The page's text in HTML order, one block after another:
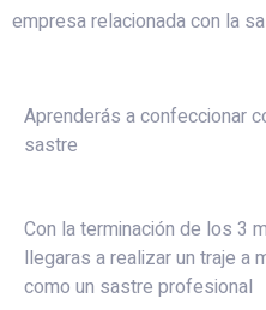
empresa relacionada con la
Aprenderás a confeccionar
sastre
Con la terminación de los 3
llegaras a realizar un traje a
como un sastre profesional